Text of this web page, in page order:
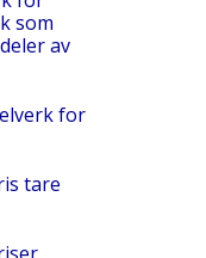
som
av
for
tare